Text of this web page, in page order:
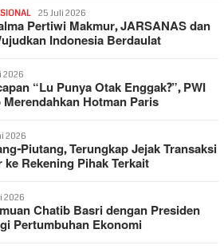
25 Juli 2026
Pertiwi Makmur, JARSANAS dan
Indonesia Berdaulat
2026
“Lu Punya Otak Enggak?”, PWI
Hotman Paris
2026
Piutang, Terungkap Jejak Transaksi
Rekening Pihak Terkait
2026
Chatib Basri dengan Presiden
Pertumbuhan Ekonomi